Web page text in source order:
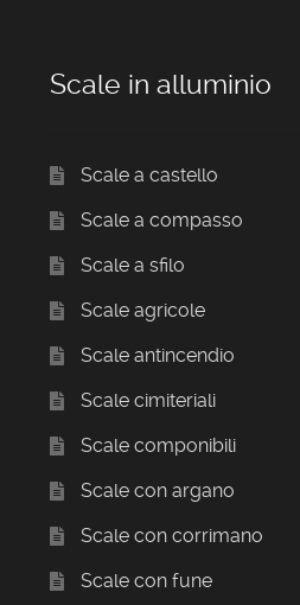
Scale in alluminio
Scale a castello
Scale a compasso
Scale a sfilo
Scale agricole
Scale antincendio
Scale cimiteriali
Scale componibili
Scale con argano
Scale con corrimano
Scale con fune